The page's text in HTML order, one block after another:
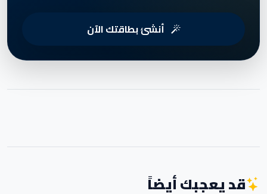
أنشئ بطاقتك الآن
قد يعجبك أيضاً